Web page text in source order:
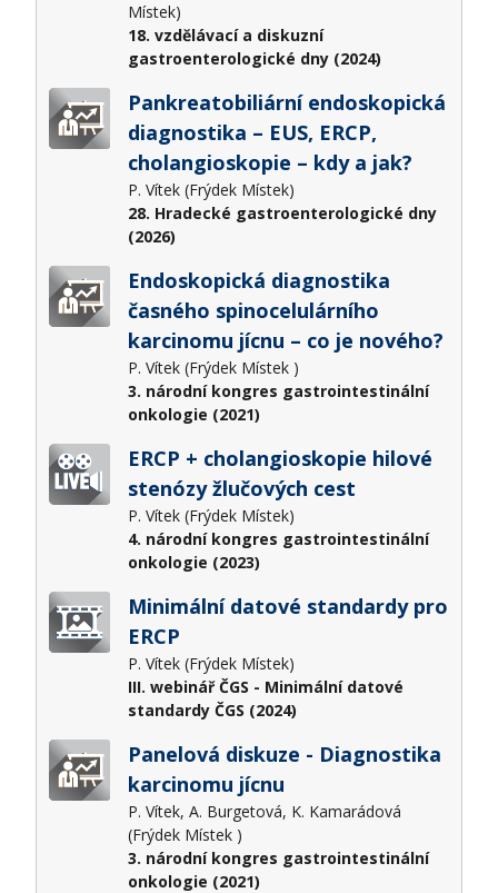
Místek)
18. vzdělávací a diskuzní
gastroenterologické dny (2024)
Pankreatobiliární endoskopická
diagnostika – EUS, ERCP,
cholangioskopie – kdy a jak?
P. Vítek (Frýdek Místek)
28. Hradecké gastroenterologické dny
(2026)
Endoskopická diagnostika
časného spinocelulárního
karcinomu jícnu – co je nového?
P. Vítek (Frýdek Místek )
3. národní kongres gastrointestinální
onkologie (2021)
ERCP + cholangioskopie hilové
stenózy žlučových cest
P. Vítek (Frýdek Místek)
4. národní kongres gastrointestinální
onkologie (2023)
Minimální datové standardy pro
ERCP
P. Vítek (Frýdek Místek)
III. webinář ČGS - Minimální datové
standardy ČGS (2024)
Panelová diskuze - Diagnostika
karcinomu jícnu
P. Vítek, A. Burgetová, K. Kamarádová
(Frýdek Místek )
3. národní kongres gastrointestinální
onkologie (2021)